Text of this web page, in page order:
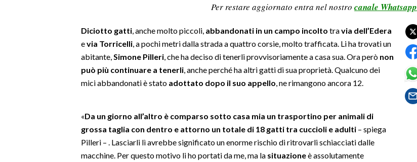
Per restare aggiornato entra nel nostro canale Whatsapp
Diciotto gatti, anche molto piccoli, abbandonati in un campo incolto travia dell’Edera
evia Torricelli, a pochi metri dalla strada a quattro corsie, molto trafficata. Li ha trovati un
abitante,Simone Pilleri, che ha deciso di tenerli provvisoriamente a casa sua. Ora però non
può più continuare a tenerli, anche perché ha altri gatti di sua proprietà. Qualcuno dei
mici abbandonati è stato adottato dopo il suo appello, ne rimangono ancora 12.
«Da un giorno all’altro è comparso sotto casa mia un trasportino per animali di
grossa taglia con dentro e attorno un totale di 18 gatti tra cuccioli e adulti – spiega
Pilleri – . Lasciarli lì avrebbe significato un enorme rischio di ritrovarli schiacciati dalle
macchine. Per questo motivo li ho portati da me, ma la situazioneè assolutamente